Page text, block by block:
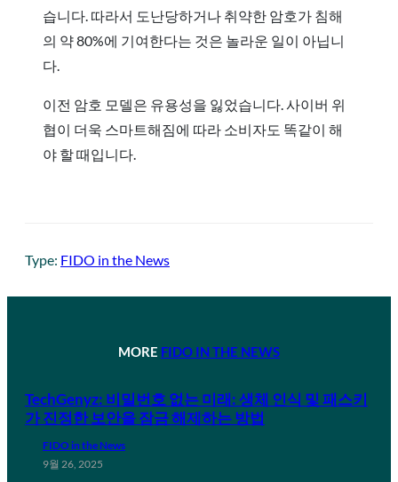
습니다. 따라서 도난당하거나 취약한 암호가 침해
의 약 80%에 기여한다는 것은 놀라운 일이 아닙니
다.
이전 암호 모델은 유용성을 잃었습니다. 사이버 위
협이 더욱 스마트해짐에 따라 소비자도 똑같이 해
야 할 때입니다.
Type: FIDO in the News
MORE FIDO IN THE NEWS
TechGenyz: 비밀번호 없는 미래: 생체 인식 및 패스키
가 진정한 보안을 잠금 해제하는 방법
FIDO in the News
9월 26, 2025